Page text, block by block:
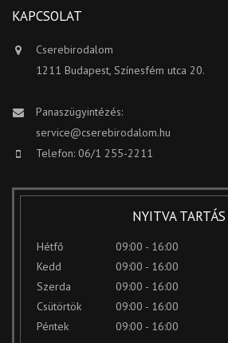
KAPCSOLAT
Cserebirodalom
1211 Budapest, Színesfém utca 20.
Panaszügyintézés:
service@cserebirodalom.hu
Telefon: 06/1 255-2211
NYITVA TARTÁS
Hétfő
09:00 - 16:00
Kedd
09:00 - 16:00
Szerda
09:00 - 16:00
Csütörtök
09:00 - 16:00
Péntek
09:00 - 16:00